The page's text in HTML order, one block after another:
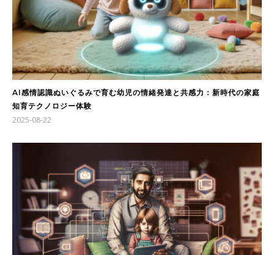
AI感情認識ぬいぐるみで育む幼児の情緒発達と共感力：新時代の家庭
知育テクノロジー体験
2025-08-22